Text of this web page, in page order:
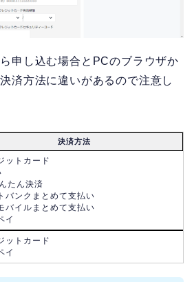
申し込む場合とPCのブラウザか
済方法に違いがあるので注意し
決済方法
ットカード
たん決済
バンクまとめて支払い
バイルまとめて支払い
イ
ットカード
イ